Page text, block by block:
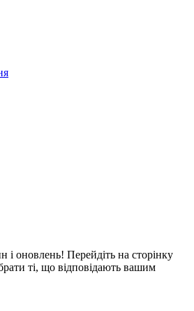
і оновлень! Перейдіть на сторінку
ті, що відповідають вашим